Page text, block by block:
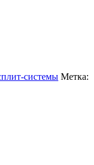
системы Метка: